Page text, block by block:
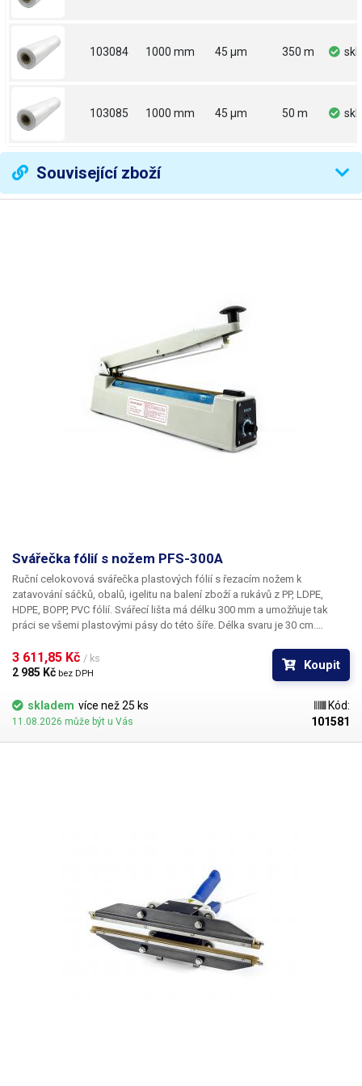
103084 1000 mm 45 µm 350 m
103085 1000 mm 45 µm 50 m
Související zboží
Svářečka fólií s nožem PFS-300A
Ruční celokovová svářečka plastových fólií s řezacím nožem k
zatavování sáčků, obalů, igelitu na balení zboží a rukávů z PP, LDPE,
HDPE, BOPP, PVC fólií. Svářecí lišta má délku 300 mm a umožňuje tak
práci se všemi plastovými pásy do této šíře. Délka svaru je 30 cm.
výrazně urychluje práci oproti svářečkám bez nože, kde je třeba
provádět dodatečný ořez mimo svářečku. Vhodné zejména pro
rukávy), které pak není třeba dodatečně stříhat. Náhradní břity najdete v
naší nabídce. U impulzních svářeček není svářecí topný drát ohříván
celokovová a je vhodná pro vysokou pracovní zátěž.
tavné struny svářečky sice dosahuje deklarované délky, nicméně není
úplně reálné efektivně svařovat pytlíky o stejné délce. Obsluha by musela
sáček velice přesně pozicovat, aby kraje fólie byly přesně položeny na
tavné struně, což by značně navyšovalo potřebnou dobu pro svařování.
Pokud by vše nebylo přesně napozicováno, nedošlo by k řádnému
svaření okrajů a výsledný svar by nebyl vodotěsný. Navíc sáčky / rukávy
3 611,85 Kč / ks
2 985 Kč bez DPH
Koupit
skladem více než 25 ks
11.08.2026 může být u Vás
Kód:
101581